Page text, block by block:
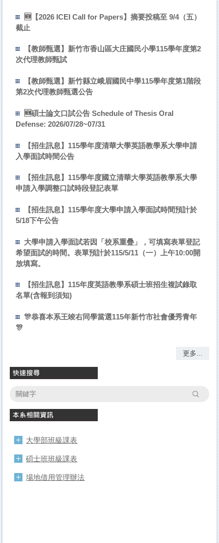
🆕恭賀英教系柯虹宇同學與院博士班數予恩同學榮獲第
🆕114年度本系畢業生研究所錄取名單 (陸續增加中...)
🆕114年雙語數位教案全國徵選
🎉恭喜本系周秋惠副教授榮獲教育學院114學年度教學
優良獎
🆕【2026 ICEI Call for Papers】摘要投稿至 9/4（五）
截止
【教師甄選】新竹市香山區大庄國民小學115學年度第2
次代理教師甄試
【教師甄選】新竹縣立峨眉國民中學115學年度第1階段
第2次代理教師甄選公告
🆕碩士論文口試公告 Schedule of Thesis Oral
Defense: 2026/07/28~07/31
【招生訊息】115學年度清華大學英語教學系大學申請
入學面試時間公告
【招生訊息】115學年度國立清華大學英語教學系大學
申請入學調整口試時段登記表單
【招生訊息】115學年度大學申請入學面試時間預計於
5/18下午公告
大學申請入學面試若因「校系重疊」，可填寫表單登記
希望面試的時間。表單預計於115/5/11（一）上午10:00開
放填寫。
【招生訊息】115年度英語教學系碩士班招生複試錄取
名單(含報到須知)
🎊恭喜本系王竣右同學當選115年新竹市社會優秀青年
🎊
更多...
搜尋
大學部班級課表
碩士班班級課表
場地借用管理辦法